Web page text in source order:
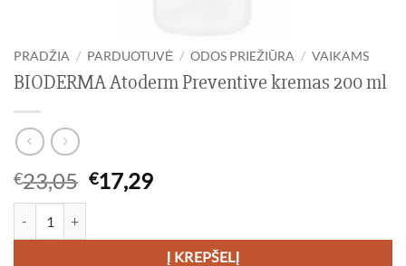
PRADŽIA / PARDUOTUVĖ / ODOS PRIEŽIŪRA / VAIKAMS
BIODERMA Atoderm Preventive kremas 200 ml
€23,05 Original
price
€23,05.
€17,29Current
€17,29.
Į KREPŠELĮ